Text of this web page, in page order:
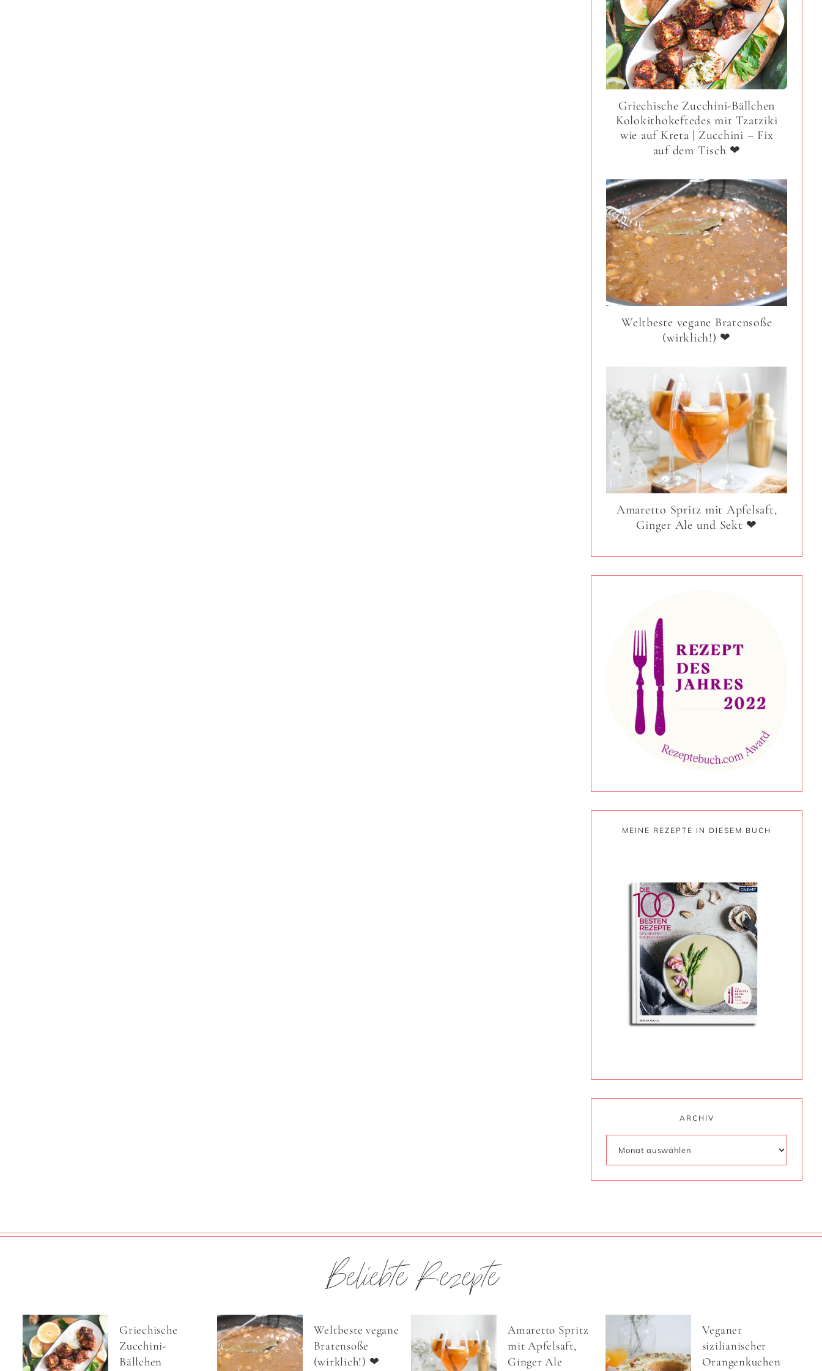
Griechische Zucchini-Bällchen
Kolokithokeftedes mit Tzatziki
wie auf Kreta | Zucchini – Fix
auf dem Tisch ❤
Weltbeste vegane Bratensoße
(wirklich!) ❤
Amaretto Spritz mit Apfelsaft,
Ginger Ale und Sekt ❤
MEINE REZEPTE IN DIESEM BUCH
ARCHIV
Beliebte Rezepte
Griechische
Zucchini-
Bällchen
Weltbeste vegane
Bratensoße
(wirklich!) ❤
Amaretto Spritz
mit Apfelsaft,
Ginger Ale
Veganer
sizilianischer
Orangenkuchen